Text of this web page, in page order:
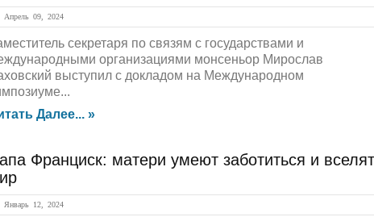
Апрель 09, 2024
секретаря по связям с государствами и
организациями монсеньор Мирослав
выступил с докладом на Международном
Далее... »
Франциск: матери умеют заботиться и
Январь 12, 2024